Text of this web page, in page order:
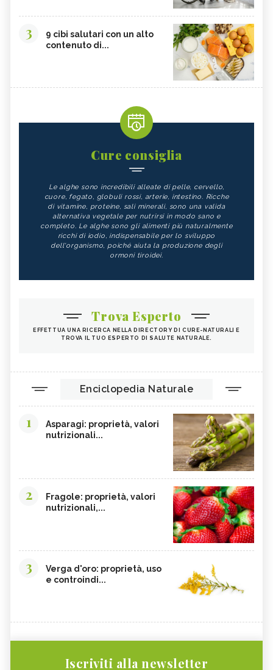
3
9 cibi salutari con un alto
contenuto di...
Cure consiglia
Le alghe sono incredibili alleate di pelle, cervello,
cuore, fegato, globuli rossi, arterie, intestino. Ricche
di vitamine, proteine, sali minerali, sono una valida
alternativa vegetale per nutrirsi in modo sano e
completo. Le alghe sono gli alimenti più naturalmente
ricchi di iodio, indispensabile per lo sviluppo
dell'organismo, poiché aiuta la produzione degli
ormoni tiroidei.
Trova Esperto
EFFETTUA UNA RICERCA NELLA DIRECTORY DI CURE-NATURALI E
TROVA IL TUO ESPERTO DI SALUTE NATURALE.
Enciclopedia Naturale
1
Asparagi: proprietà, valori
nutrizionali...
2
Fragole: proprietà, valori
nutrizionali,...
3
Verga d'oro: proprietà, uso
e controindi...
Iscriviti alla newsletter